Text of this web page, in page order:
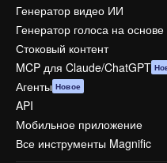
Генератор видео ИИ
Генератор голоса на
Стоковый контент
MCP для Claude/ChatGPT
Агенты Новое
API
Мобильное приложение
Все инструменты Magnific